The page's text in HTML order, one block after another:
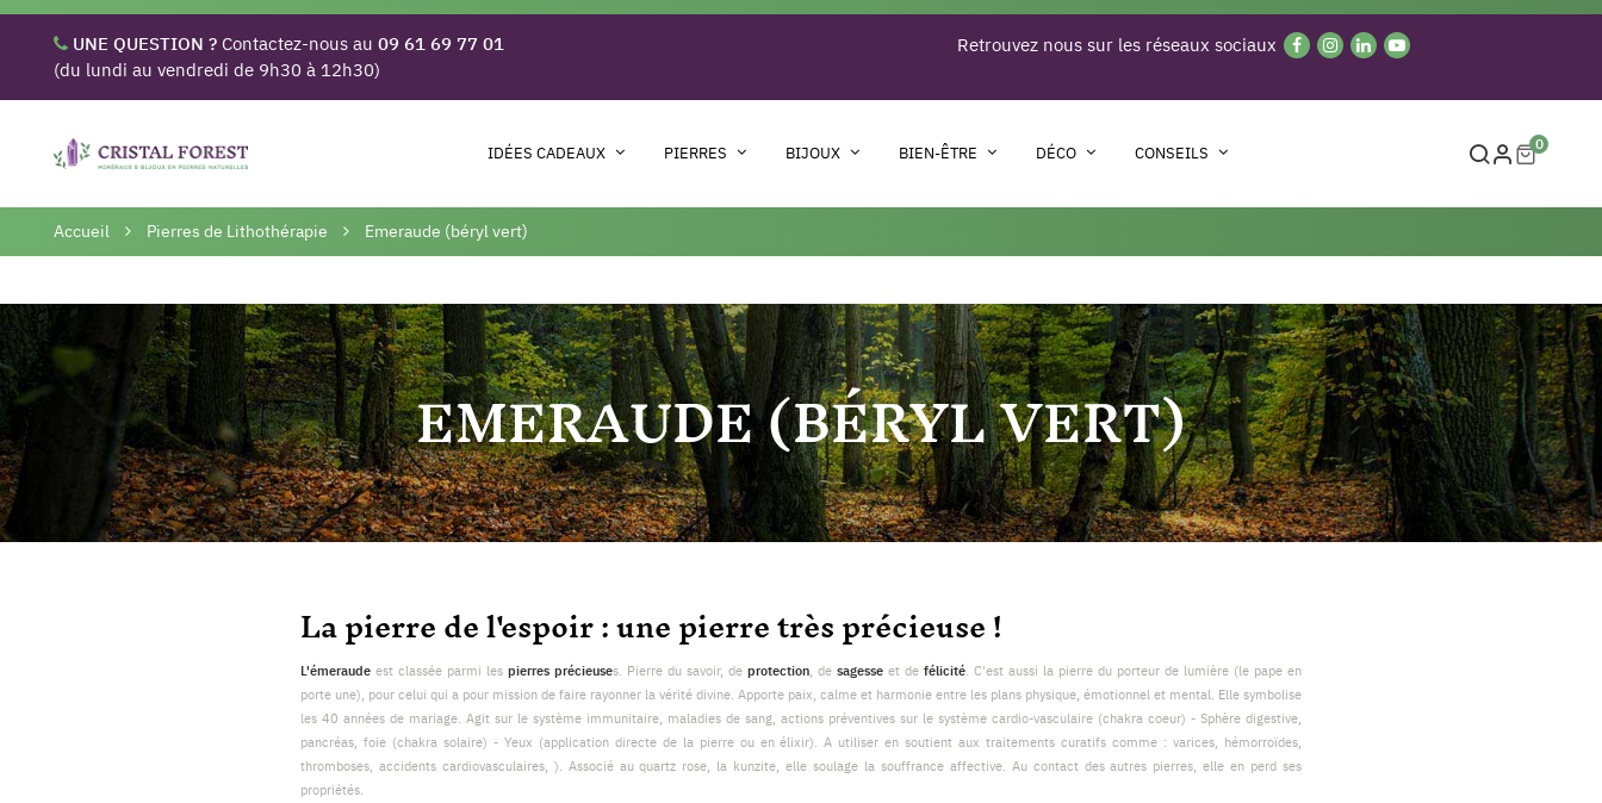
UNE QUESTION ? Contactez-nous au 09 61 69 77 01
(du lundi au vendredi de 9h30 à 12h30)
Retrouvez nous sur les réseaux sociaux
IDÉES CADEAUX PIERRES BIJOUX BIEN-ÊTRE DÉCO CONSEILS 0
Accueil Pierres de Lithothérapie Emeraude (béryl vert)
EMERAUDE (BÉRYL VERT)
La pierre de l'espoir : une pierre très précieuse !
L'émeraude est classée parmi les pierres précieuses. Pierre du savoir, de protection, de sagesse et de félicité. C'est aussi la pierre du porteur de lumière (le pape en
porte une), pour celui qui a pour mission de faire rayonner la vérité divine. Apporte paix, calme et harmonie entre les plans physique, émotionnel et mental. Elle symbolise
les 40 années de mariage. Agit sur le système immunitaire, maladies de sang, actions préventives sur le système cardio-vasculaire (chakra coeur) - Sphère digestive,
pancréas, foie (chakra solaire) - Yeux (application directe de la pierre ou en élixir). A utiliser en soutient aux traitements curatifs comme : varices, hémorroïdes,
thromboses, accidents cardiovasculaires, ). Associé au quartz rose, la kunzite, elle soulage la souffrance affective. Au contact des autres pierres, elle en perd ses
propriétés.